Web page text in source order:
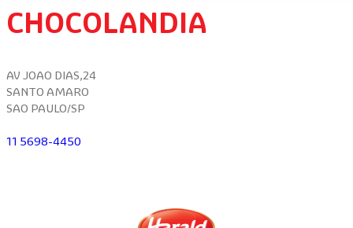
CHOCOLANDIA
AV JOAO DIAS,24
SANTO AMARO
SAO PAULO/SP
11 5698-4450